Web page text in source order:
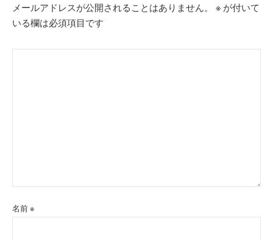
メールアドレスが公開されることはありません。 ※ が付いて
いる欄は必須項目です
名前※